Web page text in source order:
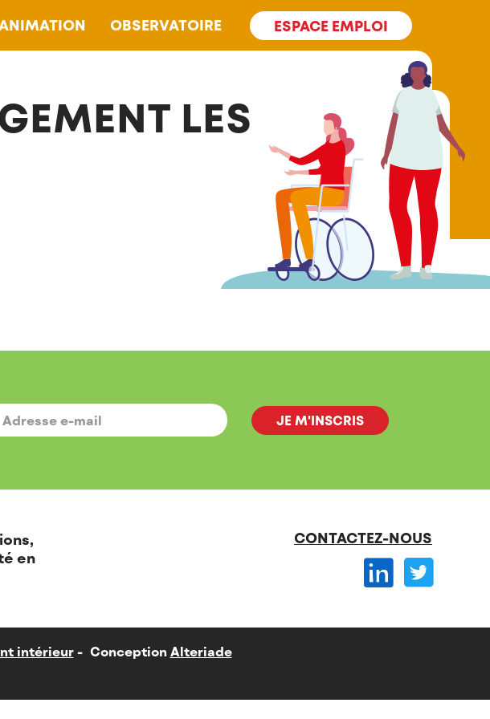
OBSERVATOIRE ESPACE EMPLOI
LES
*
en
CONTACTEZ-NOUS
intérieur Conception Alteriade